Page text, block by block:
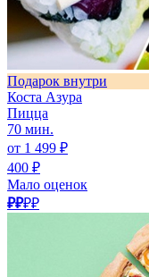
Подарок внутри
Коста Азура
Пицца
70 мин.
от 1 499 ₽
400 ₽
Мало оценок
₽₽₽₽